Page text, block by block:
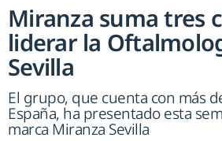
Miranza suma tres
liderar la
Sevilla
El grupo, que cuenta con más
España, ha presentado esta
marca Miranza Sevilla